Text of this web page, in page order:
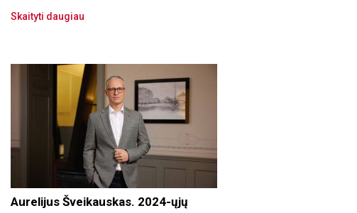
Skaityti daugiau
Aurelijus Šveikauskas. 2024-ųjų